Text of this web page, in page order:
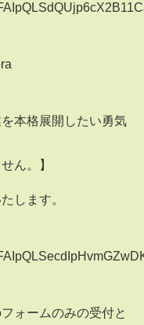
本格展開したい勇気
ん。】
します。
ォームのみの受付と